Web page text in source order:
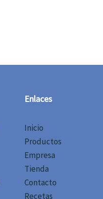
Enlaces
Inicio
Productos
Empresa
Tienda
Contacto
Recetas